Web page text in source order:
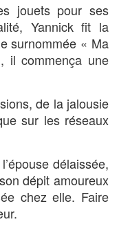
jouets pour ses
Yannick fit la
surnommée « Ma
il commença une
de la jalousie
sur les réseaux
délaissée,
dépit amoureux
chez elle. Faire